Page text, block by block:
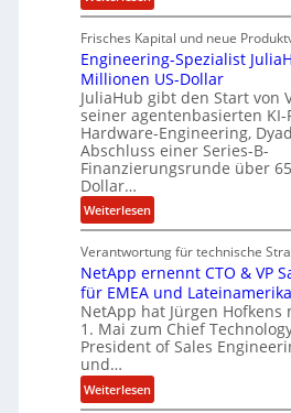
a
m
m
e
n
l
d
z
a
h
l
e
n
s
t
k
e
n
e
L
ö
s
R
y
a
n
C
o
u
r
n
i
r
d
F
i
a
Frisches Kapital und neue
Engineering-Spezialist
Millionen US-Dollar
JuliaHub gibt den Start von
seiner agentenbasierten
Hardware-Engineering,
Abschluss einer Series-B-
Finanzierungsrunde über
Dollar…
Weiterlesen:
E
n
g
n
e
e
r
i
Verantwortung für technische
NetApp ernennt CTO & VP
für EMEA und Lateinamerika
NetApp hat Jürgen Hofkens
1. Mai zum Chief
President of Sales
und…
Weiterlesen:
N